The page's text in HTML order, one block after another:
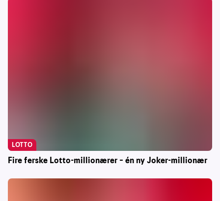
Fire ferske Lotto-millionærer – én ny Joker-millionær
LOTTO